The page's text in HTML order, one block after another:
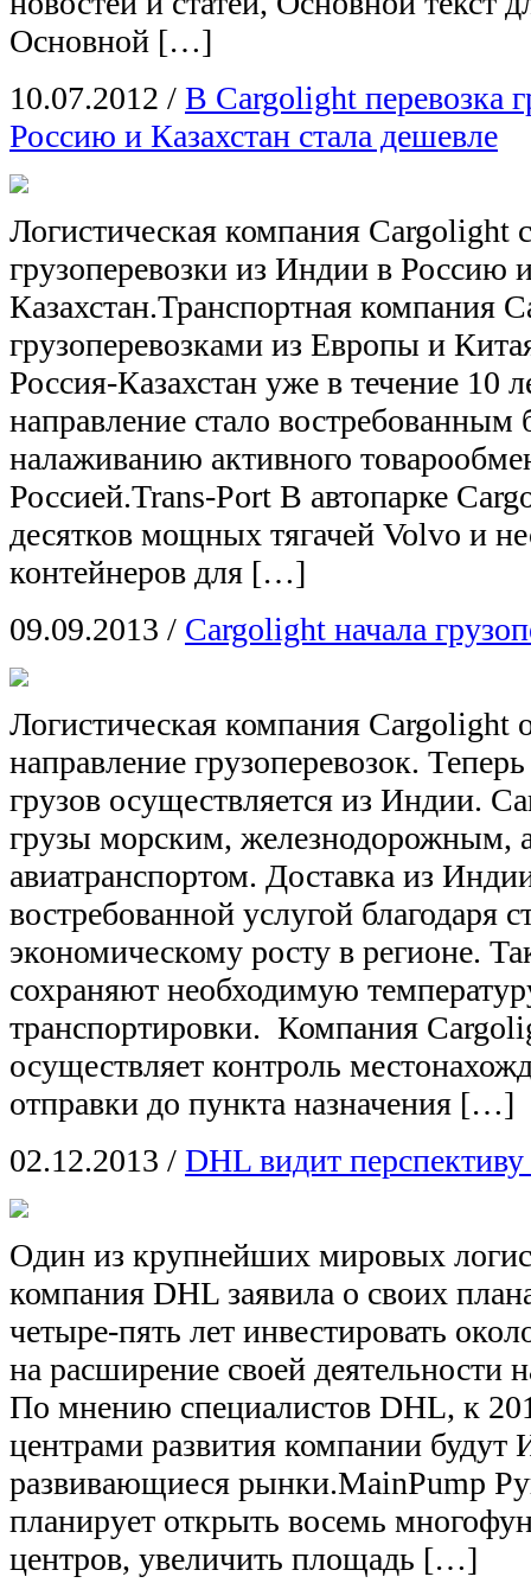
Основной […]
10.07.2012 / В Cargolight перевозка
Россию и Казахстан стала дешевле
Логистическая компания Cargolight
грузоперевозки из Индии в Россию
Казахстан.Транспортная компания
грузоперевозками из Европы и
Россия-Казахстан уже в течение 10
направление стало востребованным
налаживанию активного
Россией.Trans-Port В автопарке
десятков мощных тягачей Volvo и
контейнеров для […]
09.09.2013 / Cargolight начала
Логистическая компания Cargolight
направление грузоперевозок.
грузов осуществляется из Индии.
грузы морским, железнодорожным,
авиатранспортом. Доставка из
востребованной услугой благодаря
экономическому росту в регионе.
сохраняют необходимую
транспортировки. Компания
осуществляет контроль
отправки до пункта назначения […]
02.12.2013 / DHL видит
Один из крупнейших мировых
компания DHL заявила о своих
четыре-пять лет инвестировать
на расширение своей деятельности
По мнению специалистов DHL, к
центрами развития компании будут
развивающиеся рынки.MainPump
планирует открыть восемь
центров, увеличить площадь […]